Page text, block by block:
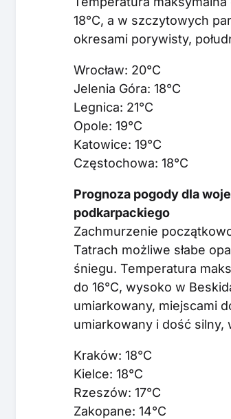
18°C, a w szczytowych
okresami porywisty,
Wrocław: 20°C
Jelenia Góra: 18°C
Legnica: 21°C
Opole: 19°C
Katowice: 19°C
Częstochowa: 18°C
Prognoza pogody dla
podkarpackiego
Zachmurzenie
Tatrach możliwe słabe
śniegu. Temperatura
do 16°C, wysoko w
umiarkowany, miejscami
umiarkowany i dość silny,
Kraków: 18°C
Kielce: 18°C
Rzeszów: 17°C
Zakopane: 14°C